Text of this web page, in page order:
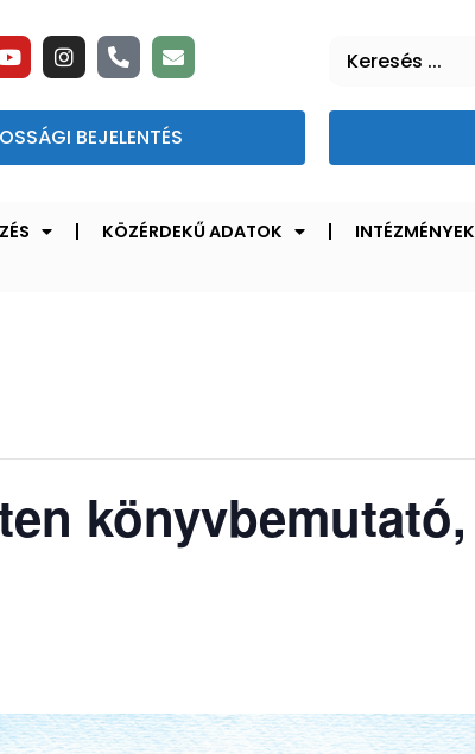
BEJELENTÉS
KÖZÉRDEKŰ ADATOK INTÉZMÉNYEK
könyvbemutató,